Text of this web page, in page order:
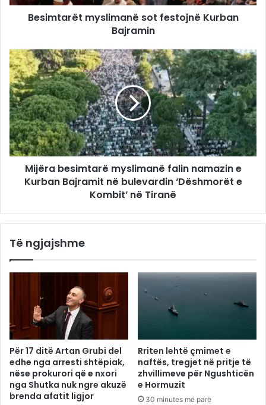
Besimtarët myslimanë sot festojnë Kurban
Bajramin
Mijëra besimtarë myslimanë falin namazin e
Kurban Bajramit në bulevardin ‘Dëshmorët e
Kombit’ në Tiranë
Të ngjajshme
Për 17 ditë Artan Grubi del
edhe nga arresti shtëpiak,
nëse prokurori që e nxori
nga Shutka nuk ngre akuzë
brenda afatit ligjor
Rriten lehtë çmimet e
naftës, tregjet në pritje të
zhvillimeve për Ngushticën
e Hormuzit
30 minutes më parë